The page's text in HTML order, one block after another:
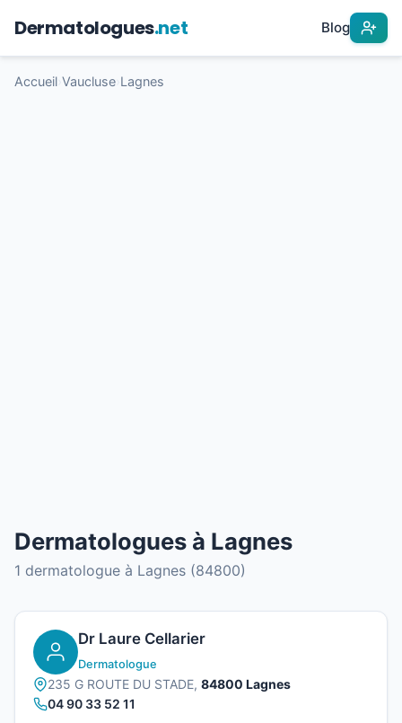
Dermatologues.net Blog
Accueil Vaucluse Lagnes
Dermatologues à Lagnes
1 dermatologue à Lagnes (84800)
Dr Laure Cellarier
Dermatologue
235 G ROUTE DU STADE, 84800 Lagnes
04 90 33 52 11